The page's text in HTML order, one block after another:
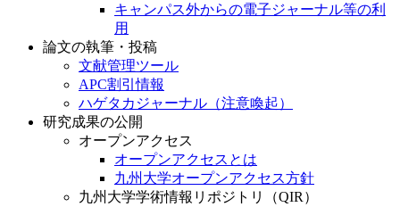
キャンパス外からの電子ジャーナル等の利
用
論文の執筆・投稿
文献管理ツール
APC割引情報
ハゲタカジャーナル（注意喚起）
研究成果の公開
オープンアクセス
オープンアクセスとは
九州大学オープンアクセス方針
九州大学学術情報リポジトリ（QIR）